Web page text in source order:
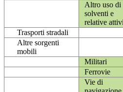
Altro uso di
solventi e
relative
Trasporti stradali
Altre sorgenti
mobili
Militari
Ferrovie
Vie di